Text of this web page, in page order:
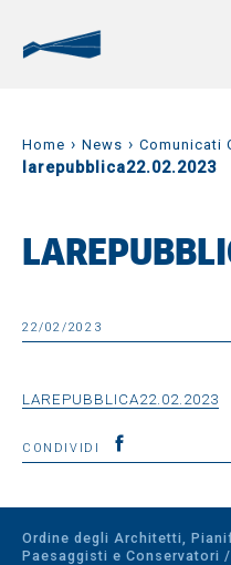
Home › News › Comunicati
larepubblica22.02.2023
22/02/2023
LAREPUBBLICA22.02.2023
CONDIVIDI
Ordine degli Architetti,
Paesaggisti e Conservatori